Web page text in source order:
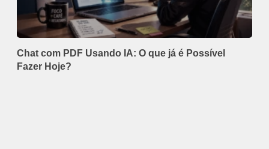
Chat com PDF Usando IA: O que já é Possível
Fazer Hoje?